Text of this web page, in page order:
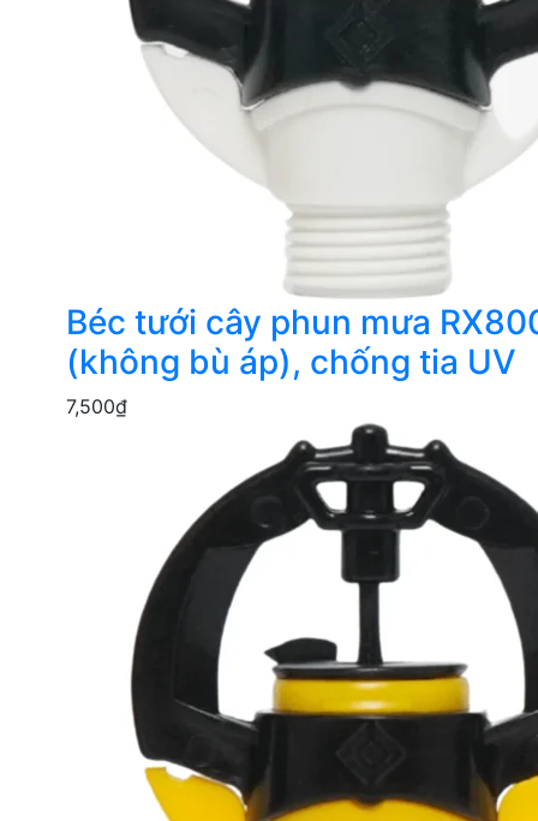
Béc tưới cây phun mưa
(không bù áp), chống tia UV
7,500₫